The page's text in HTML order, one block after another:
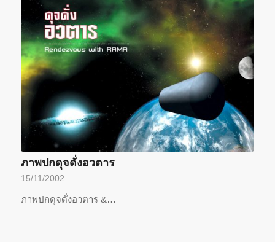
ภาพปกดุจดั่งอวตาร
15/11/2002
ภาพปกดุจดั่งอวตาร &…